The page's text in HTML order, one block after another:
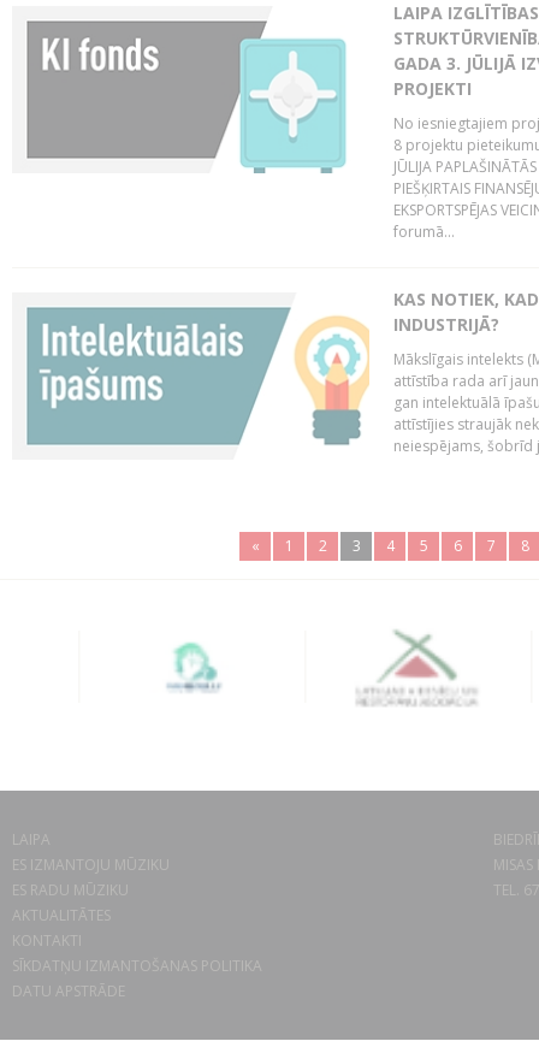
LAIPA
GADA 3. JŪLIJĀ
PROJEKTI
No iesniegtajiem
8 projektu
JŪLIJA
PIEŠĶIRTAIS
EKSPORTSPĒJAS
forumā...
KAS NOTIEK,
INDUSTRIJĀ?
Mākslīgais intelekts
attīstība rada arī
gan intelektuālā
attīstījies straujāk
neiespējams, šobrīd
« 1 2 3 4 5 6 7 8
LAIPA
ES IZMANTOJU MŪZIKU
ES RADU MŪZIKU
AKTUALITĀTES
KONTAKTI
SĪKDATŅU IZMANTOŠANAS POLITIKA
DATU APSTRĀDE
TEL.